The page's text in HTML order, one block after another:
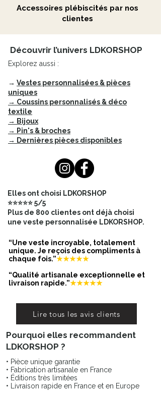
audacieux en acier, notre collection
bagues inoxydables
L'acier inoxydable est
choix idéal pour les personnes à la
peau sensible.
Optez pour l'élégance et la
simplicité avec nos
acier inoxydable
pression. Un bijou intemporel qui
Bague en acier inoxydable
et de deux demi cercles.
Ajustable, la bague se resserre ou
s'agrandit : de la taille 50 à 58
Garantie sans nickel, sans cadmium,
sans sel de plomb.
Résiste à l’eau et ne noircit pas.
Accessoires plébiscités par nos
clientes
Découvrir l’univers LDKORSHOP
Explorez aussi :
→ Vestes personnalisées & pièces
uniques
→ Coussins personnalisés & déco
textile
→ Bijoux
→ Pin's & broches
→ Dernières pièces disponibles
Elles ont choisi LDKORSHOP
⭐⭐⭐⭐⭐ 5/5
Plus de 800 clientes ont déjà choisi
une veste personnalisée LDKORSHOP.
“Une veste incroyable, totalement
unique. Je reçois des compliments à
chaque fois.”★★★★★
“Qualité artisanale exceptionnelle et
livraison rapide.”★★★★★
Lire tous les avis clients
Pourquoi elles recommandent
LDKORSHOP ?
• Pièce unique garantie
• Fabrication artisanale en France
• Éditions très limitées
• Livraison rapide en France et en Europe